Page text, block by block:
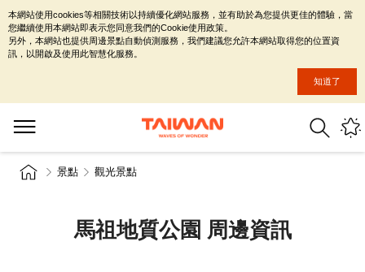
景點 觀光景點
馬祖地質公園 周邊資訊
本網站使用cookies等相關技術以持續優化網站服務，並有助於為您提供更佳的體驗，當
您繼續使用本網站即表示您同意我們的Cookie使用政策。
另外，本網站也提供周邊景點自動偵測服務，我們建議您允許本網站取得您的位置資
訊，以開啟及使用此智慧化服務。
知道了